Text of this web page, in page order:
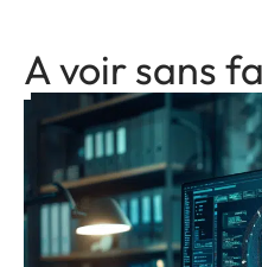
A voir sans